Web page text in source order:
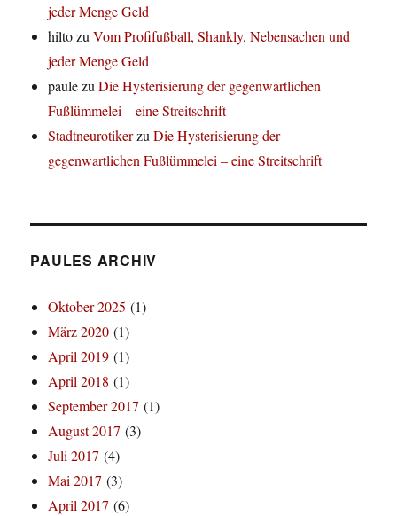
jeder Menge Geld
hiltozuVom Profifußball, Shankly, Nebensachen und
jeder Menge Geld
paulezuDie Hysterisierung der gegenwartlichen
Fußlümmelei – eine Streitschrift
StadtneurotikerzuDie Hysterisierung der
gegenwartlichen Fußlümmelei – eine Streitschrift
PAULES ARCHIV
Oktober 2025 (1)
März 2020 (1)
April 2019 (1)
April 2018 (1)
September 2017 (1)
August 2017 (3)
Juli 2017 (4)
Mai 2017 (3)
April 2017 (6)